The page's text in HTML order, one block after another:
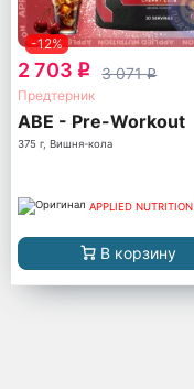
-12%
2 703 q 3 071q
Предтерник
ABE - Pre-Workout
375 г, Вишня-кола
APPLIED NUTRITION
В корзину